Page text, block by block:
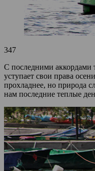
347
С последними аккордами
уступает свои права
прохладнее, но природа
нам последние теплые